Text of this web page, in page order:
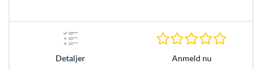
Detaljer Anmeld nu